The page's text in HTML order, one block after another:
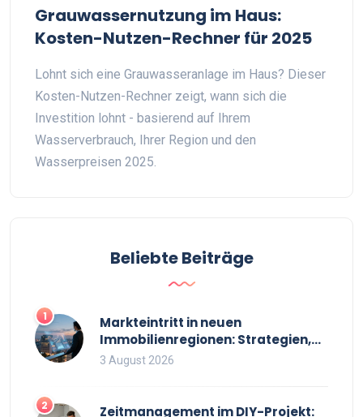
Grauwassernutzung im Haus:
Kosten-Nutzen-Rechner für 2025
Lohnt sich eine Grauwasseranlage im Haus? Dieser
Kosten-Nutzen-Rechner zeigt, wann sich die
Investition lohnt - basierend auf Ihrem
Wasserverbrauch, Ihrer Region und den
Wasserpreisen 2025.
Beliebte Beiträge
1
Markteintritt in neuen
Immobilienregionen: Strategien,
Risiken und Checkliste
3 August 2026
2
Zeitmanagement im DIY-Projekt: